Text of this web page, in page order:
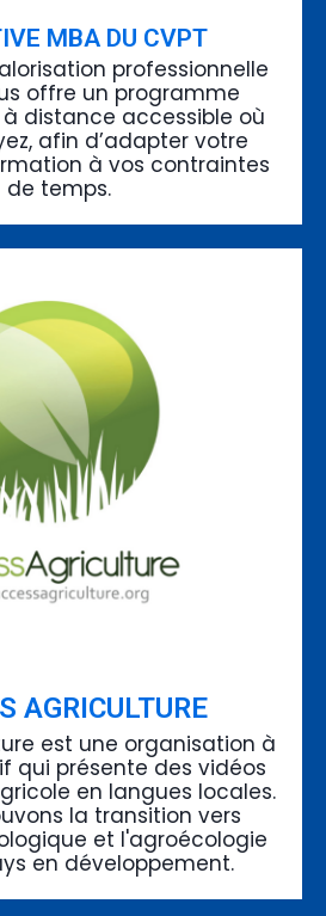
MBA DU CVPT
professionnelle
offre un programme
à distance accessible où
afin d’adapter votre
à vos contraintes
de temps.
AGRICULTURE
est une organisation à
qui présente des vidéos
en langues locales.
la transition vers
et l'agroécologie
en développement.